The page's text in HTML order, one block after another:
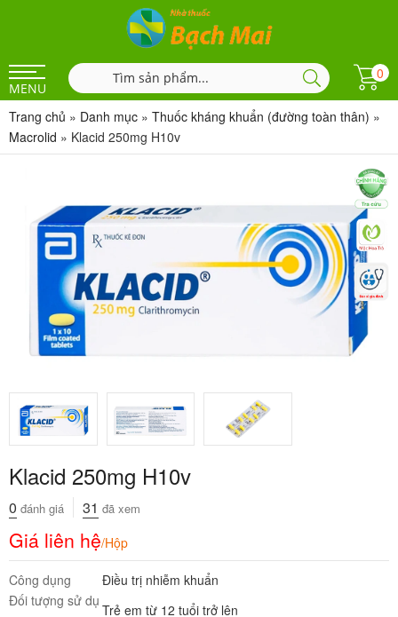
MENU
0
Trang chủ » Danh mục » Thuốc kháng khuẩn (đường toàn thân) »
Macrolid » Klacid 250mg H10v
Klacid 250mg H10v
0 đánh giá 31 đã xem
Giá liên hệ/Hộp
Công dụng
Điều trị nhiễm khuẩn
Đối tượng sử dụ
Trẻ em từ 12 tuổi trở lên